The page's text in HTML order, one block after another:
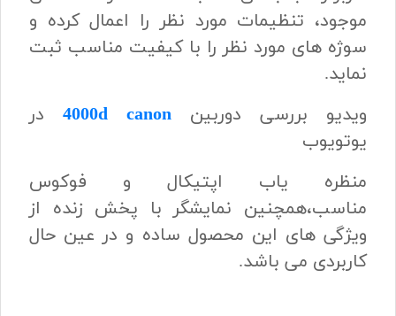
موجود، تنظیمات مورد نظر را اعمال کرده و
سوژه های مورد نظر را با کیفیت مناسب ثبت
نماید.
ویدیو بررسی دوربین 4000d canon
در
یوتویوب
منظره یاب اپتیکال و فوکوس
مناسب،همچنین نمایشگر با پخش زنده از
ویژگی های این محصول ساده و در عین حال
کاربردی می باشد.